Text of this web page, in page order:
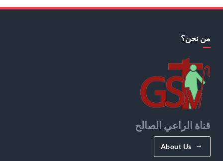
من نحن؟
قناة الراعي الصالح
About Us